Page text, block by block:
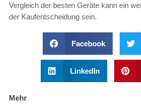
Vergleich der besten Geräte kann ein
der Kaufentscheidung sein.
Facebook
LinkedIn
Mehr